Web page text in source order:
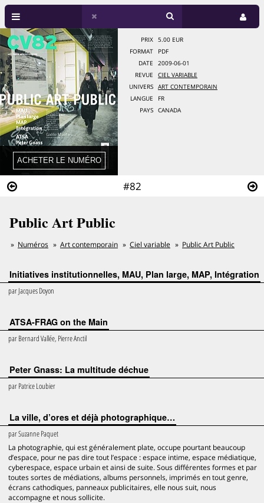
#82
PRIX
5.00 EUR
FORMAT
PDF
DATE
2009-06-01
REVUE
CIEL VARIABLE
UNIVERS
ART CONTEMPORAIN
LANGUE
FR
PAYS
CANADA
Public Art Public
Numéros Art contemporain Ciel variable Public Art Public
Initiatives institutionnelles, MAU, Plan large, MAP, Intégration
parJacques Doyon
ATSA-FRAG on the Main
parBernard Vallée, Pierre Anctil
Peter Gnass: La multitude déchue
parPatrice Loubier
La ville, d’ores et déjà photographique…
parSuzanne Paquet
La photographie, qui est généralement plate, occupe pourtant beaucoup
d’espace, pour ne pas dire tout l’espace : espace intime, espace médiatique,
cyberespace, espace urbain et ainsi de suite. Sous différentes formes et par
toutes sortes de médiations, albums personnels, imprimés en tout genre,
écrans cathodiques, panneaux publicitaires, elle nous suit, nous
accompagne et nous sollicite.